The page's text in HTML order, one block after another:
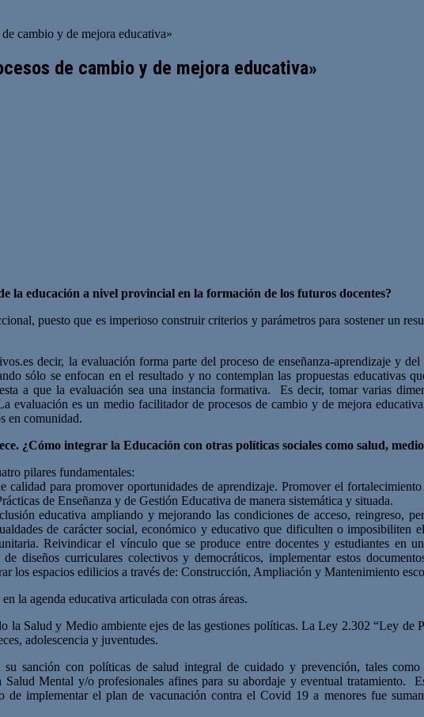
cambio y de mejora educativa»
de cambio y de mejora educativa»
la educación a nivel provincial en la formación de los futuros docentes?
puesto que es imperioso construir criterios y parámetros para sostener un
decir, la evaluación forma parte del proceso de enseñanza-aprendizaje y
sólo se enfocan en el resultado y no contemplan las propuestas educativas
a que la evaluación sea una instancia formativa. Es decir, tomar varias
evaluación es un medio facilitador de procesos de cambio y de mejora
en comunidad.
¿Cómo integrar la Educación con otras políticas sociales como salud,
pilares fundamentales:
para promover oportunidades de aprendizaje. Promover el
de Enseñanza y de Gestión Educativa de manera sistemática y situada.
educativa ampliando y mejorando las condiciones de acceso, reingreso,
de carácter social, económico y educativo que dificulten o imposibiliten
Reivindicar el vínculo que se produce entre docentes y estudiantes en
diseños curriculares colectivos y democráticos, implementar estos
los espacios edilicios a través de: Construcción, Ampliación y Mantenimiento
la agenda educativa articulada con otras áreas.
Salud y Medio ambiente ejes de las gestiones políticas. La Ley 2.302 “Ley de
adolescencia y juventudes.
sanción con políticas de salud integral de cuidado y prevención, tales
Mental y/o profesionales afines para su abordaje y eventual tratamiento.
implementar el plan de vacunación contra el Covid 19 a menores fue